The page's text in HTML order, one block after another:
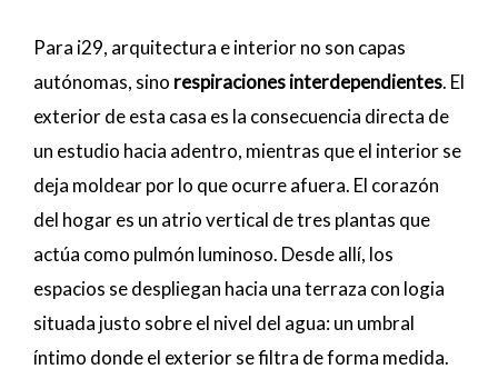
Para i29, arquitectura e interior no son capas
autónomas, sino respiraciones interdependientes. El
exterior de esta casa es la consecuencia directa de
un estudio hacia adentro, mientras que el interior se
deja moldear por lo que ocurre afuera. El corazón
del hogar es un atrio vertical de tres plantas que
actúa como pulmón luminoso. Desde allí, los
espacios se despliegan hacia una terraza con logia
situada justo sobre el nivel del agua: un umbral
íntimo donde el exterior se filtra de forma medida.